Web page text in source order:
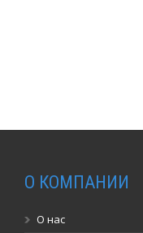
О КОМПАНИИ
О нас